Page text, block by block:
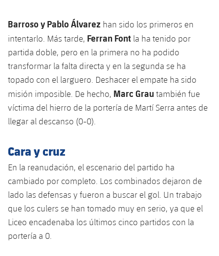
Fotos
Palmarés
Historia
Infantil
Alevín
Actualidad
Calendario
Entradas
Resultados
Clasificaciones
Fotos
Historia
Palmarés
Barça Atlètic
plusicon
más
Actualidad
Calendario
Resultados
Jugadores
Clasificaciones
Base
plusicon
más
Actualidad
Barça C
Junior
Juvenil
Alevín
Campus Verano
PLUSICON
MÁS
Información general
Noticias
Atletismo
plusicon
más
Actualidad
Masculino
Femenino
Baloncesto en silla de ruedas
plusicon
más
Actualidad
Jugadores
Hockey sobre hielo
Actualidad
Hockey hierba
Barroso y Pablo Álvarez han sido los primeros en
intentarlo. Más tarde, Ferran Font la ha tenido por
partida doble, pero en la primera no ha podido
transformar la falta directa y en la segunda se ha
topado con el larguero. Deshacer el empate ha sido
misión imposible. De hecho, Marc Grau también fue
víctima del hierro de la portería de Martí Serra antes de
llegar al descanso (0-0).
Cara y cruz
En la reanudación, el escenario del partido ha
cambiado por completo. Los combinados dejaron de
lado las defensas y fueron a buscar el gol. Un trabajo
que los culers se han tomado muy en serio, ya que el
Liceo encadenaba los últimos cinco partidos con la
portería a 0.